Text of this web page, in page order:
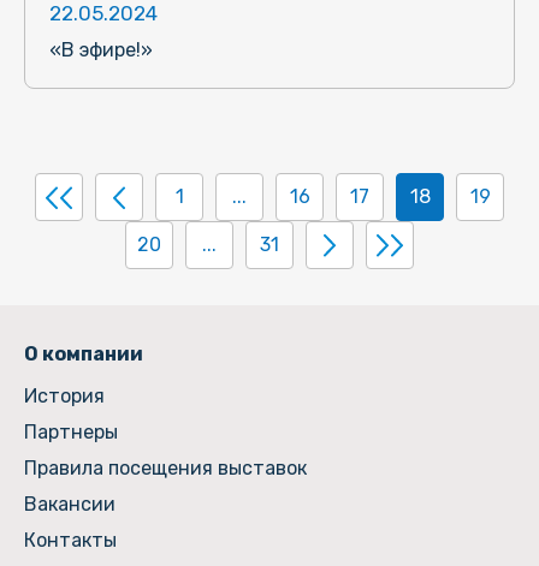
22.05.2024
«В эфире!»
1 ... 16 17 18 19
20 ... 31
О компании
История
Партнеры
Правила посещения выставок
Вакансии
Контакты